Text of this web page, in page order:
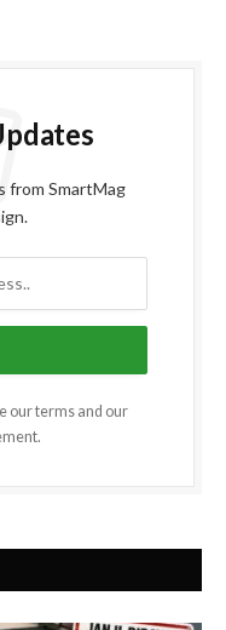
SmartMag
our terms and our